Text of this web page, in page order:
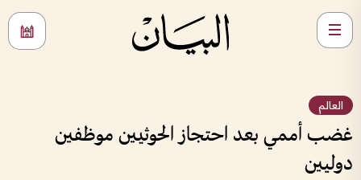
العالم
غضب أممي بعد احتجاز الحوثيين موظفين
دوليين